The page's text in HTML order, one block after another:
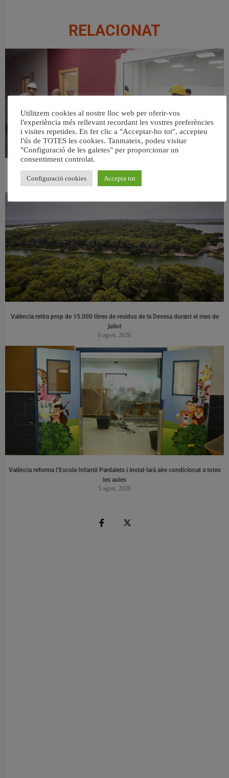
RELACIONAT
València ultima el nou centre per a persones majors del barri de Sant Antoni
6 agost, 2026
València retira prop de 15.000 litres de residus de la Devesa durant el mes de
juliol
6 agost, 2026
València reforma l’Escola Infantil Pardalets i instal·larà aire condicionat a totes
les aules
5 agost, 2026
Utilitzem cookies al nostre lloc web per oferir-vos
l'experiència més rellevant recordant les vostres preferències
i visites repetides. En fer clic a "Acceptar-ho tot", accepteu
l'ús de TOTES les cookies. Tanmateix, podeu visitar
"Configuració de les galetes" per proporcionar un
consentiment controlat.
Configuració cookies Accepta tot